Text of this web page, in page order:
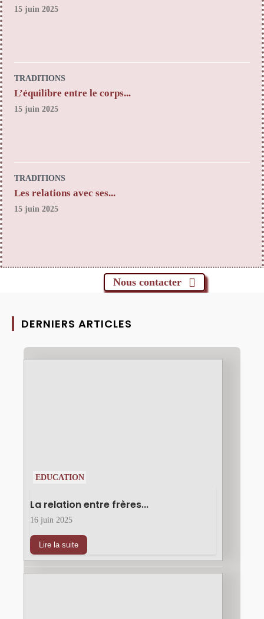
15 juin 2025
TRADITIONS
L’équilibre entre le corps...
15 juin 2025
TRADITIONS
Les relations avec ses...
15 juin 2025
Nous contacter
DERNIERS ARTICLES
EDUCATION
La relation entre frères...
16 juin 2025
Lire la suite